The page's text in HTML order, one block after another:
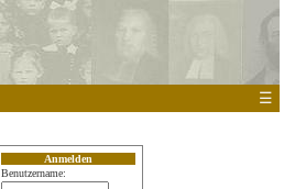
☰
Anmelden
Benutzername: